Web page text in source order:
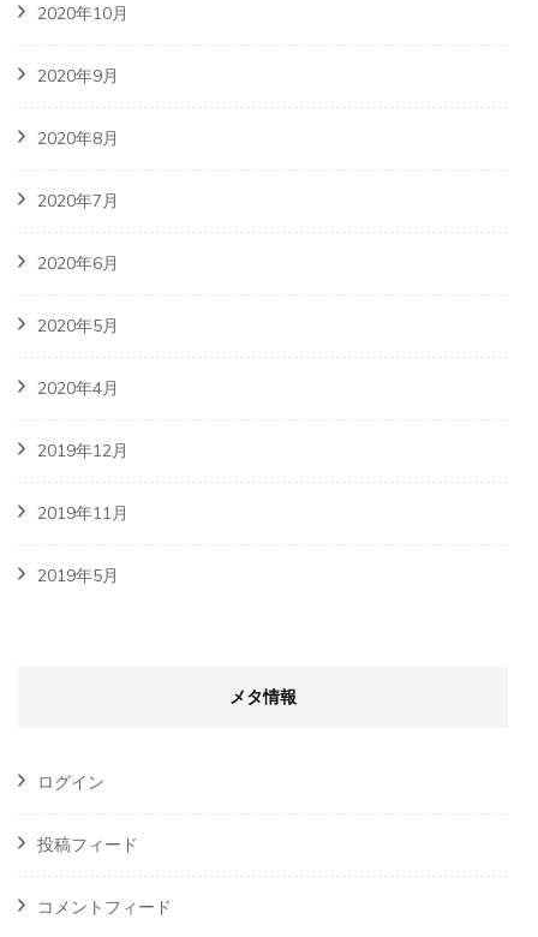
2020年10月
2020年9月
2020年8月
2020年7月
2020年6月
2020年5月
2020年4月
2019年12月
2019年11月
2019年5月
メタ情報
ログイン
投稿フィード
コメントフィード